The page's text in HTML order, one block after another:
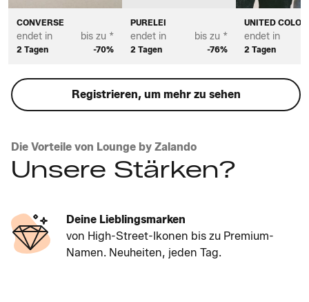
CONVERSE
endet in
2 Tagen
bis zu *
-70%
PURELEI
endet in
2 Tagen
bis zu *
-76%
UNITED
endet in
2 Tagen
Registrieren, um mehr zu sehen
Die Vorteile von Lounge by Zalando
Unsere Stärken?
Deine Lieblingsmarken
von High-Street-Ikonen bis zu Premium-
Namen. Neuheiten, jeden Tag.